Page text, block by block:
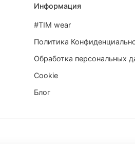
Информация
#TIM wear
Политика
Обработка персональных
Cookie
Блог